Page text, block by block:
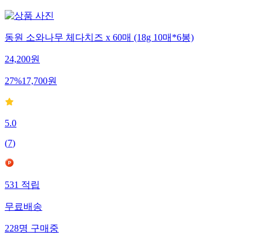
동원 소와나무 체다치즈 x 60매 (18g 10매*6봉)
24,200원
27%17,700원
5.0
(7)
531 적립
무료배송
228명 구매중